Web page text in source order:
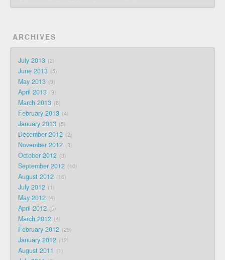
ARCHIVES
July 2013 2
June 2013 5
May 2013 9
April 2013 9
March 2013 8
February 2013 4
January 2013 5
December 2012 2
November 2012 8
October 2012 3
September 2012 10
August 2012 16
July 2012 1
May 2012 4
April 2012 5
March 2012 4
February 2012 29
January 2012 12
August 2011 1